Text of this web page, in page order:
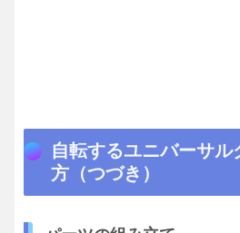
自転するユニバーサル
方（つづき）